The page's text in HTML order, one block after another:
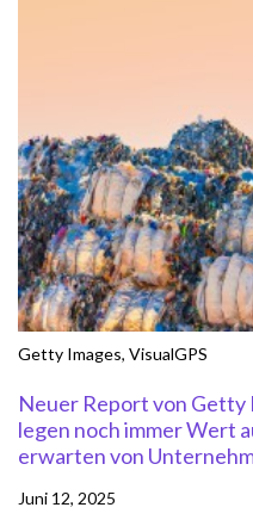
Getty Images, VisualGPS
Neuer Report von Getty
legen noch immer Wert
erwarten von
Juni 12, 2025